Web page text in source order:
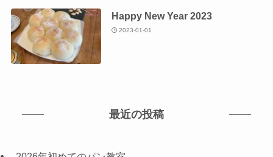
Happy New Year 2023
2023-01-01
最近の投稿